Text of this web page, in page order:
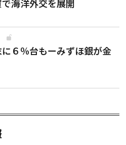
海洋外交を展開
６％台もーみずほ銀が金